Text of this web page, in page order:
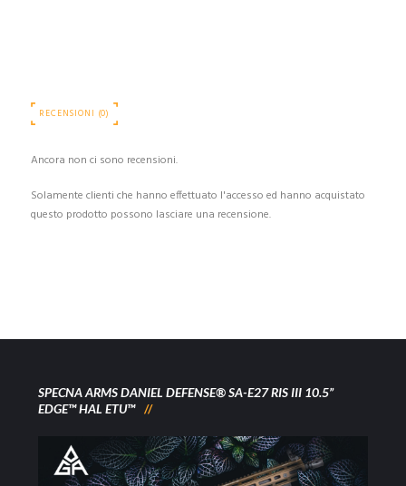
RECENSIONI (0)
Ancora non ci sono recensioni.
Solamente clienti che hanno effettuato l'accesso ed hanno acquistato
questo prodotto possono lasciare una recensione.
SPECNA ARMS DANIEL DEFENSE® SA-E27 RIS III 10.5”
EDGE™ HAL ETU™